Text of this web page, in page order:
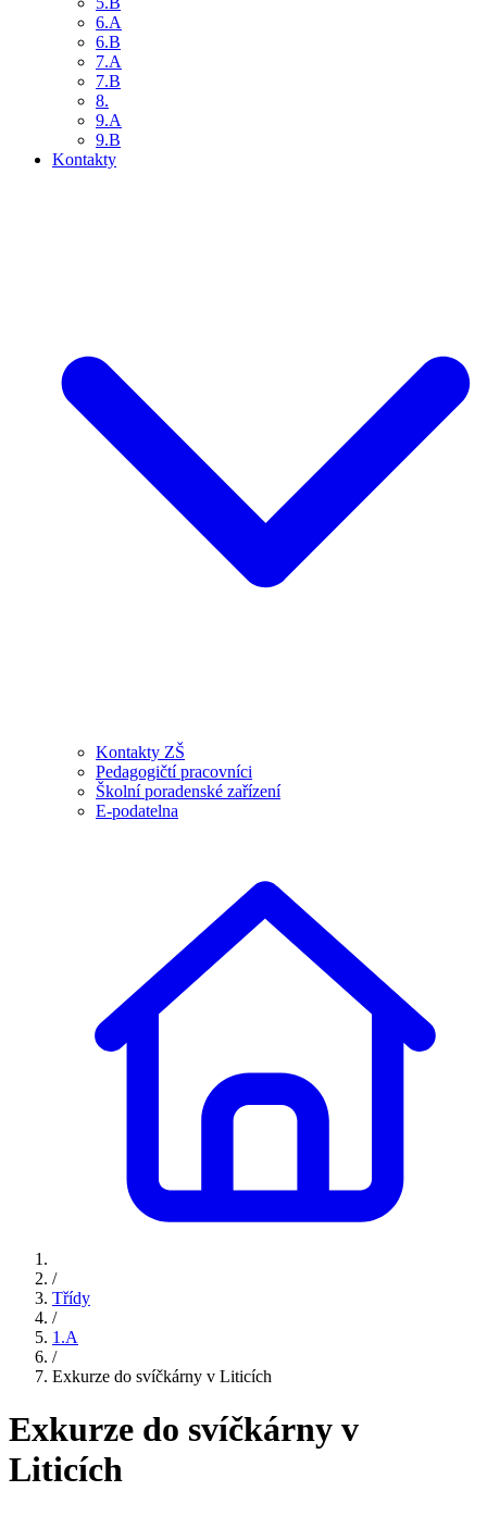
6.A
6.B
7.A
7.B
8.
9.A
9.B
Kontakty
Kontakty ZŠ
Pedagogičtí pracovníci
Školní poradenské zařízení
E-podatelna
/
Třídy
/
1.A
/
Exkurze do svíčkárny v Liticích
Exkurze do svíčkárny v
Liticích